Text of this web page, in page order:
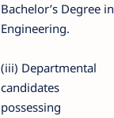
Bachelor’s Degree in
Engineering.
(iii) Departmental
candidates
possessing